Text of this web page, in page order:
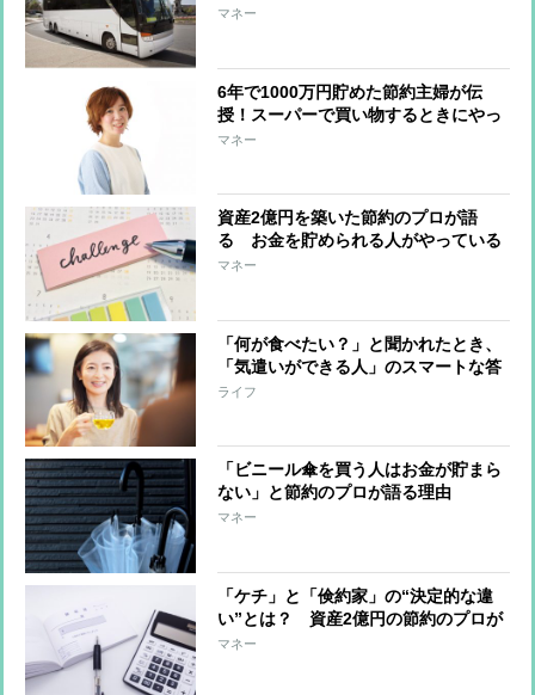
い物がお得に
マネー
6年で1000万円貯めた節約主婦が伝
授！スーパーで買い物するときにやっ
てはいけない5つのこと
マネー
資産2億円を築いた節約のプロが語
る お金を貯められる人がやっている
シンプルな方法
マネー
「何が食べたい？」と聞かれたとき、
「気遣いができる人」のスマートな答
え方
ライフ
「ビニール傘を買う人はお金が貯まら
ない」と節約のプロが語る理由
マネー
「ケチ」と「倹約家」の“決定的な違
い”とは？ 資産2億円の節約のプロが
語る
マネー